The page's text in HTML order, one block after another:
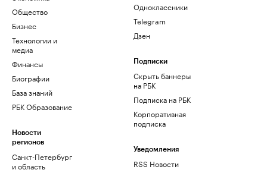
Общество
Бизнес
Технологии и
медиа
Финансы
Биографии
База знаний
РБК Образование
Новости
регионов
Санкт-Петербург
и область
Одноклассники
Telegram
Дзен
Подписки
Скрыть баннеры
на РБК
Подписка на РБК
Корпоративная
подписка
Уведомления
RSS Новости